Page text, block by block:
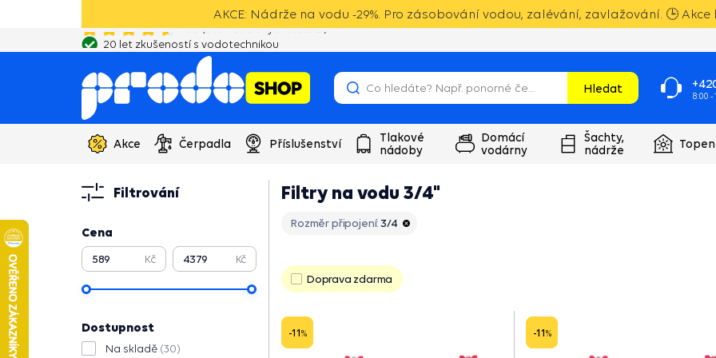
AKCE: Nádrže na vodu -29%. Pro zásobování vodou, zalévání, zavlažování. 🕒 Akce
20 let zkušeností s vodotechnikou
Hledat
8:00 -
Akce Čerpadla Příslušenství
Tlakové
nádoby
Domácí
vodárny
Šachty,
nádrže
Filtrování
Cena
Kč Kč
Dostupnost
Na skladě (30)
Filtry na vodu 3/4"
Rozměr připojení: 3/4
Doprava zdarma
-11% -11%